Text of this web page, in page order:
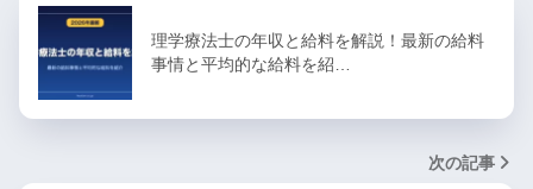
理学療法士の年収と給料を解説！最新の給料
事情と平均的な給料を紹…
次の記事